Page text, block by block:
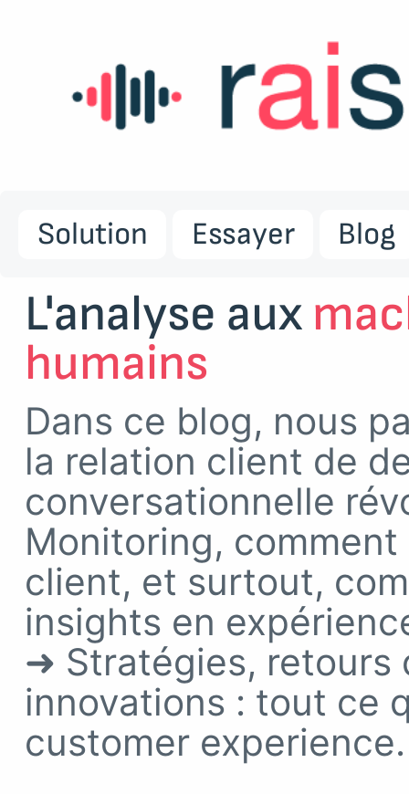
Solution Essayer Blog
L'analyse aux
humains
Dans ce blog, nous
la relation client de
conversationnelle
Monitoring,
client, et surtout,
insights en
➜ Stratégies, retours
innovations : tout ce
customer experience.